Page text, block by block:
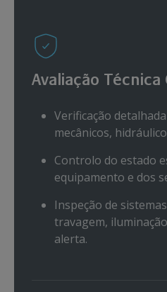
Avaliação Técnica
Verificação
mecânicos,
Controlo do estado
equipamento e dos
Inspeção de
travagem,
alerta.